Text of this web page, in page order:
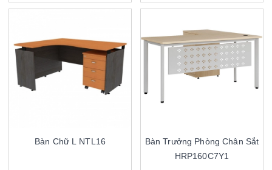
Bàn Chữ L NTL16
Bàn Trưởng Phòng Chân Sắt
HRP160C7Y1